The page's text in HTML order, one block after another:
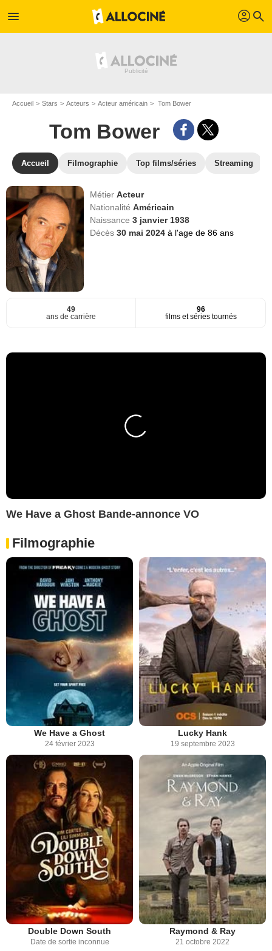
menu profil search
Accueil Stars Acteurs Acteur américain Tom Bower
Tom Bower
Accueil Filmographie Top films/séries Streaming
MétierActeur
NationalitéAméricain
Naissance3 janvier 1938
Décès30 mai 2024à l'age de 86 ans
49
ans de carrière
96
films et séries tournés
We Have a Ghost Bande-annonce VO
Filmographie
We Have a Ghost
24 février 2023
Lucky Hank
19 septembre 2023
Double Down South
Date de sortie inconnue
Raymond & Ray
21 octobre 2022